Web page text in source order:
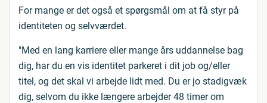
For mange er det også et spørgsmål om at få styr på
identiteten og selvværdet.
"Med en lang karriere eller mange års uddannelse bag
dig, har du en vis identitet parkeret i dit job og/eller
titel, og det skal vi arbejde lidt med. Du er jo stadigvæk
dig, selvom du ikke længere arbejder 48 timer om